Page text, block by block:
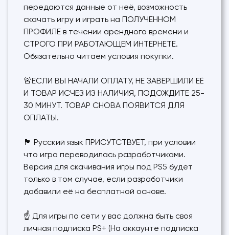
передаются данные от неё, возможность
скачать игру и играть на ПОЛУЧЕННОМ
ПРОФИЛЕ в течении арендного времени и
СТРОГО ПРИ РАБОТАЮЩЕМ ИНТЕРНЕТЕ.
Обязательно читаем условия покупки.
🚨ЕСЛИ ВЫ НАЧАЛИ ОПЛАТУ, НЕ ЗАВЕРШИЛИ ЕË
И ТОВАР ИСЧЕЗ ИЗ НАЛИЧИЯ, ПОДОЖДИТЕ 25-
30 МИНУТ. ТОВАР СНОВА ПОЯВИТСЯ ДЛЯ
ОПЛАТЫ.
🏴 Русский язык ПРИСУТСТВУЕТ, при условии
что игра переводилась разработчиками.
Версия для скачивания игры под PS5 будет
только в том случае, если разработчики
добавили её на бесплатной основе.
☝ Для игры по сети у вас должна быть своя
личная подписка PS+ (На аккаунте подписка